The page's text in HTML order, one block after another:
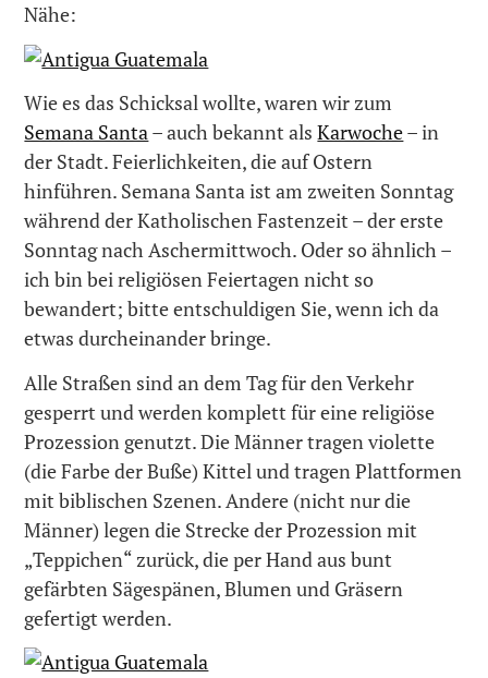
Nähe:
Wie es das Schicksal wollte, waren wir zum
Semana Santa– auch bekannt alsKarwoche– in
der Stadt. Feierlichkeiten, die auf Ostern
hinführen. Semana Santa ist am zweiten Sonntag
während der Katholischen Fastenzeit – der erste
Sonntag nach Aschermittwoch. Oder so ähnlich –
ich bin bei religiösen Feiertagen nicht so
bewandert; bitte entschuldigen Sie, wenn ich da
etwas durcheinander bringe.
Alle Straßen sind an dem Tag für den Verkehr
gesperrt und werden komplett für eine religiöse
Prozession genutzt. Die Männer tragen violette
(die Farbe der Buße) Kittel und tragen Plattformen
mit biblischen Szenen. Andere (nicht nur die
Männer) legen die Strecke der Prozession mit
„Teppichen“ zurück, die per Hand aus bunt
gefärbten Sägespänen, Blumen und Gräsern
gefertigt werden.